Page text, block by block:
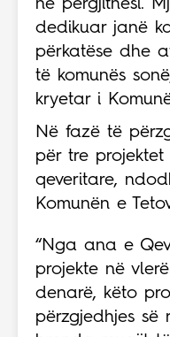
në përgjithësi.
dedikuar janë
përkatëse dhe
të komunës
kryetar i
Në fazë të
për tre
qeveritare,
Komunën e
“Nga ana e
projekte në
denarë, këto
përzgjedhjes së